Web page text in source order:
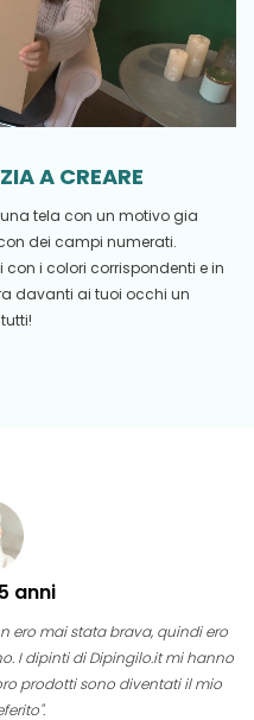
A CREARE
una tela con un motivo gia
dei campi numerati.
i colori corrispondenti e in
davanti ai tuoi occhi un
anni
ero mai stata brava, quindi ero
I dipinti di Dipingilo.it mi hanno
prodotti sono diventati il mio